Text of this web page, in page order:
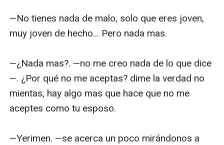
—No tienes nada de malo, solo que eres joven,
muy joven de hecho... Pero nada mas.
—¿Nada mas?. —no me creo nada de lo que dice
—. ¿Por qué no me aceptas? dime la verdad no
mientas, hay algo mas que hace que no me
aceptes como tu esposo.
—Yerimen. —se acerca un poco mirándonos a